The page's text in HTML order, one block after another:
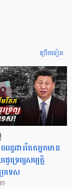
ច្រើនទៀត
ន្ធដាររឹតកអ្នកមាន
េរទ្រព្យសម្បត្តិ
ទេស